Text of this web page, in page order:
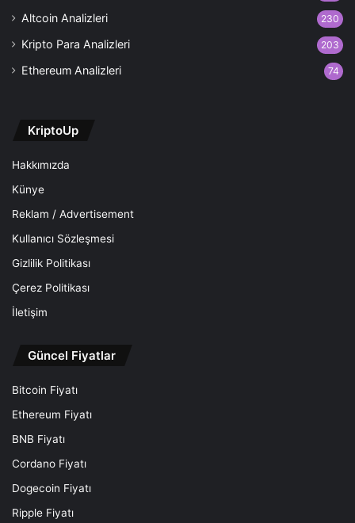
Altcoin Analizleri 230
Kripto Para Analizleri 203
Ethereum Analizleri 74
KriptoUp
Hakkımızda
Künye
Reklam / Advertisement
Kullanıcı Sözleşmesi
Gizlilik Politikası
Çerez Politikası
İletişim
Güncel Fiyatlar
Bitcoin Fiyatı
Ethereum Fiyatı
BNB Fiyatı
Cordano Fiyatı
Dogecoin Fiyatı
Ripple Fiyatı